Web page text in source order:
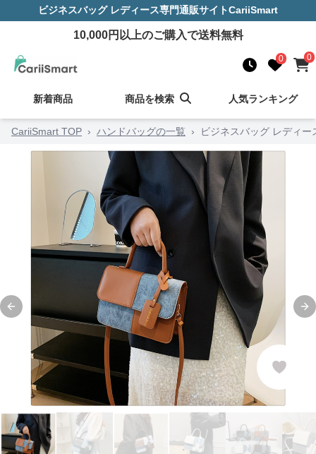
ビジネスバッグ レディース専門通販サイトCariiSmart
10,000円以上のご購入で送料無料
0 0
新着商品 商品を検索 人気ランキング
CariiSmart TOP › ハンドバッグの一覧 › ビジネスバッグ レディ
Previous slide